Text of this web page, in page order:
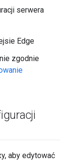
serwera
Edge
zgodnie
aby edytować